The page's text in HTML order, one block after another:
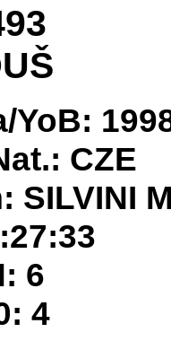
YoB:
CZE
SILVINI
6
4